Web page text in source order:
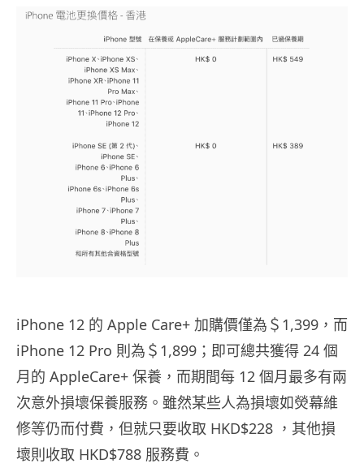
iPhone 12 的 Apple Care+ 加購價僅為＄1,399，而
iPhone 12 Pro 則為＄1,899；即可總共獲得 24 個
月的 AppleCare+ 保養，而期間每 12 個月最多有兩
次意外損壞保養服務。雖然某些人為損壞如熒幕維
修等仍而付費，但就只要收取 HKD$228 ，其他損
壞則收取 HKD$788 服務費。